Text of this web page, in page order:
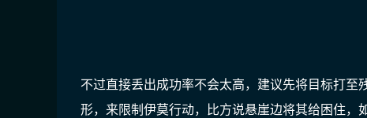
不过直接丢出成功率不会太高，建议先将目标打
形，来限制伊莫行动，比方说悬崖边将其给困住，